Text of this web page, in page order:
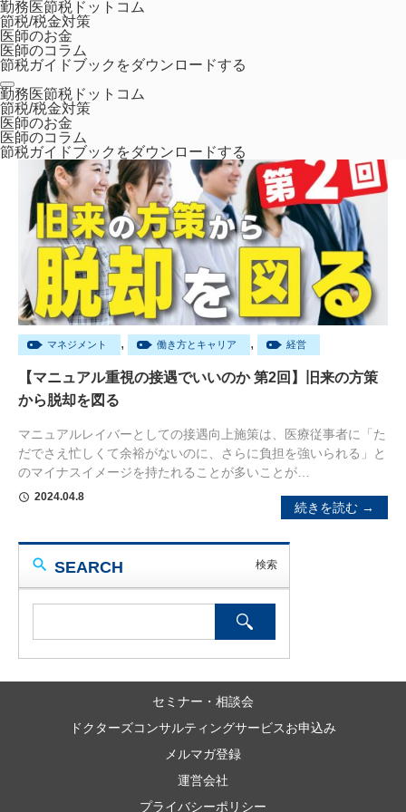
勤務医節税ドットコム
節税/税金対策
医師のお金
医師のコラム
節税ガイドブックをダウンロードする
勤務医節税ドットコム
節税/税金対策
医師のお金
医師のコラム
節税ガイドブックをダウンロードする
マネジメント , 働き方とキャリア , 経営
【マニュアル重視の接遇でいいのか 第2回】旧来の方策
から脱却を図る
マニュアルレイバーとしての接遇向上施策は、医療従事者に「た
だでさえ忙しくて余裕がないのに、さらに負担を強いられる」と
のマイナスイメージを持たれることが多いことが…
schedule 2024.04.8
続きを読む →
SEARCH
セミナー・相談会
ドクターズコンサルティングサービスお申込み
メルマガ登録
運営会社
プライバシーポリシー